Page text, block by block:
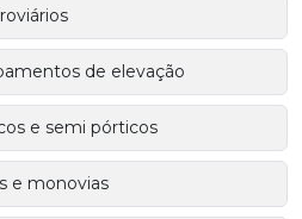
de elevação
e semi pórticos
e monovias